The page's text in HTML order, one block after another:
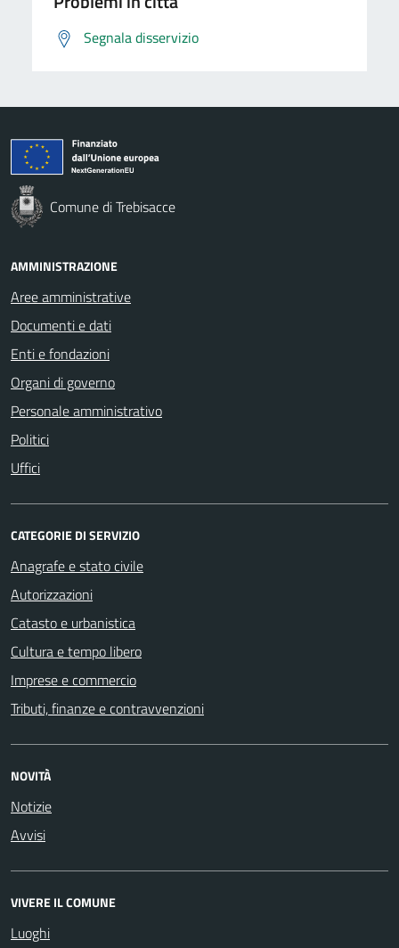
Segnala disservizio
Comune di Trebisacce
AMMINISTRAZIONE
Aree amministrative
Documenti e dati
Enti e fondazioni
Organi di governo
Personale amministrativo
Politici
Uffici
CATEGORIE DI SERVIZIO
Anagrafe e stato civile
Autorizzazioni
Catasto e urbanistica
Cultura e tempo libero
Imprese e commercio
Tributi, finanze e contravvenzioni
NOVITÀ
Notizie
Avvisi
VIVERE IL COMUNE
Luoghi